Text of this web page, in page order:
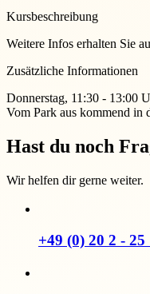
Kursbeschreibung
Weitere Infos erhalten Sie
Zusätzliche Informationen
Donnerstag, 11:30 - 13:00
Vom Park aus kommend in
Hast du noch
Wir helfen dir gerne weiter.
+49 (0) 20 2 - 25